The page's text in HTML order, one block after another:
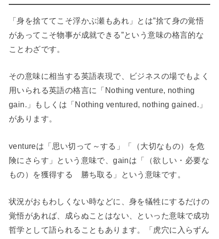
「身を捨ててこそ浮かぶ瀬もあれ」とは”捨て身の覚悟
があってこそ物事が成就できる”という意味の格言的な
ことわざです。
その意味に相当する英語表現で、ビジネスの場でもよく
用いられる英語の格言に「Nothing venture, nothing
gain.」もしくは「Nothing ventured, nothing gained.」
があります。
ventureは「思い切って～する」「（大切なもの）を危
険にさらす」という意味で、gainは「（欲しい・必要な
もの）を獲得する 勝ち取る」という意味です。
状況がおもわしくない時などに、身を犠牲にするだけの
覚悟があれば、成らぬことはない、といった意味で成功
哲学として語られることもあります。「虎穴に入らずん